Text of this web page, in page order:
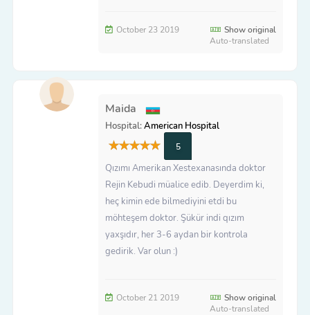
October 23 2019
Show original
Auto-translated
Maida
Hospital:American Hospital
5
Qızımı Amerikan Xestexanasında doktor
Rejin Kebudi müalice edib. Deyerdim ki,
heç kimin ede bilmediyini etdi bu
möhteşem doktor. Şükür indi qızım
yaxşıdır, her 3-6 aydan bir kontrola
gedirik. Var olun :)
October 21 2019
Show original
Auto-translated